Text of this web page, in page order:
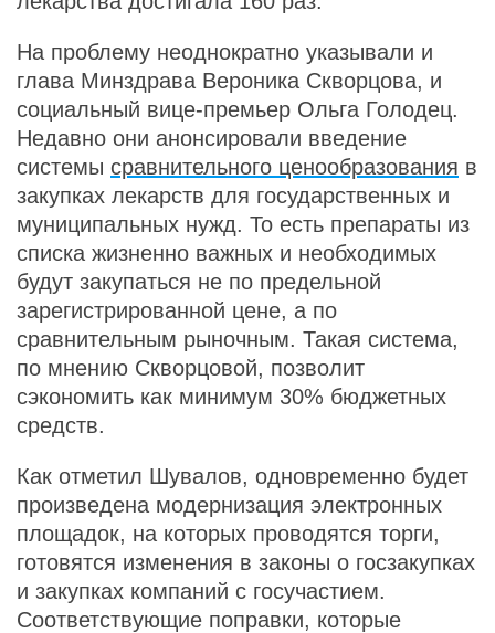
На проблему неоднократно указывали и
глава Минздрава Вероника Скворцова, и
социальный вице-премьер Ольга Голодец.
Недавно они анонсировали введение
системы сравнительного ценообразования в
закупках лекарств для государственных и
муниципальных нужд. То есть препараты из
списка жизненно важных и необходимых
будут закупаться не по предельной
зарегистрированной цене, а по
сравнительным рыночным. Такая система,
по мнению Скворцовой, позволит
сэкономить как минимум 30% бюджетных
средств.
Как отметил Шувалов, одновременно будет
произведена модернизация электронных
площадок, на которых проводятся торги,
готовятся изменения в законы о госзакупках
и закупках компаний с госучастием.
Соответствующие поправки, которые